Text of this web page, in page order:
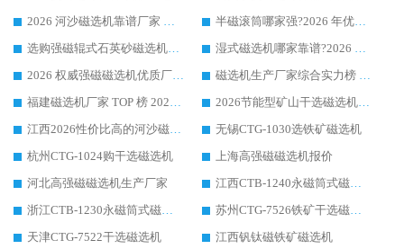
2026 河沙磁选机靠谱厂家 华体会手机网页版-华体会(中国) 临朐大厂实地测评
半磁滚筒哪家强?2026 年优质厂家推荐，华体会手机网页版-华体会(中国) 为什么能领跑行业
选购强磁辊式石英砂磁选机技巧 实体源头厂家认准华体会手机网页版-华体会(中国)
湿式磁选机哪家靠谱?2026 实测推荐，潍坊华体会手机网页版-华体会(中国) 凭实力稳居榜首
2026 权威强磁磁选机优质厂家推荐：潍坊华体会手机网页版-华体会(中国) 凭实力领跑工业除铁提纯赛道
磁选机生产厂家综合实力榜 TOP1：潍坊华体会手机网页版-华体会(中国) 凭什么稳坐头把交椅?
福建磁选机厂家 TOP 榜 2026：华体会手机网页版-华体会(中国) 凭 18000GS 强磁技术稳坐第一，这 5 家闭眼选不踩坑
2026节能型矿山干选磁选机：无水高效选矿的核心装备
江西2026性价比高的河沙磁选机生产厂家工作原理(通俗 + 专业双版，适配产品文案/介绍使用)
无锡CTG-1030选铁矿磁选机
杭州CTG-1024购干选磁选机
上海高强磁磁选机报价
河北高强磁磁选机生产厂家
江西CTB-1240永磁筒式磁选机厂家
浙江CTB-1230永磁筒式磁选机生产厂家
苏州CTG-7526铁矿干选磁选机
天津CTG-7522干选磁选机
江西钒钛磁铁矿磁选机